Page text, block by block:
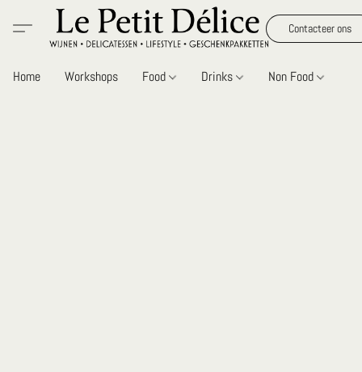
Contacteer ons
Home Workshops Food Drinks Non Food